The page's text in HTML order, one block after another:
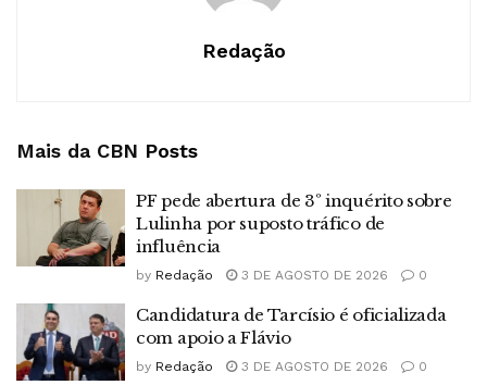
Redação
Mais da CBN Posts
PF pede abertura de 3º inquérito sobre
Lulinha por suposto tráfico de
influência
by Redação 3 DE AGOSTO DE 2026 0
Candidatura de Tarcísio é oficializada
com apoio a Flávio
by Redação 3 DE AGOSTO DE 2026 0